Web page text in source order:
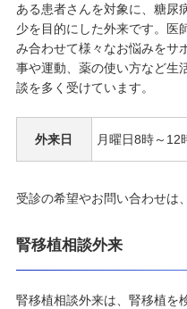
ある患者さんを対象に、糖尿
少を目的にした外来です。医
み合わせて様々なお悩みをサ
事や運動、薬の使い方など生
談を多く受けています。
外来日 月曜日8時～12
受診の希望やお問い合わせは
腎移植相談外来
腎移植相談外来は、腎移植を